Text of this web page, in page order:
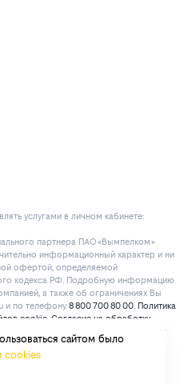
услугами в личнoм кaбинeтe:
партнера ПАО «Вымпелком»
информационный характер и ни
офертой, определяемой
кодекса РФ. Подробную информацию
а также об ограничениях Вы
и по телефону 8 800 700 80 00. Политика
cookie Согласие на обработку
информационных рассылок от
2026 г.
сайтом было
cookies